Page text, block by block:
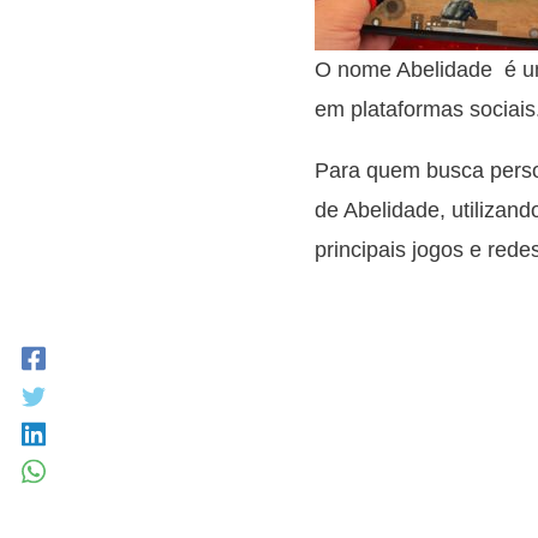
O nome Abelidade é
em plataformas
Para quem busca
de Abelidade,
principais jogos e